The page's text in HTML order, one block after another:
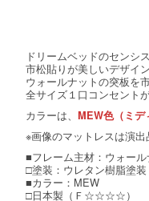
ドリームベッドのセンシ
市松貼りが美しいデザイ
ウォールナットの突板を
全サイズ１口コンセント
カラーは、 MEW色（ミデ
※画像のマットレスは演出
■フレーム主材：ウォー
□塗装：ウレタン樹脂塗装
■カラー：MEW
□日本製（Ｆ☆☆☆☆）